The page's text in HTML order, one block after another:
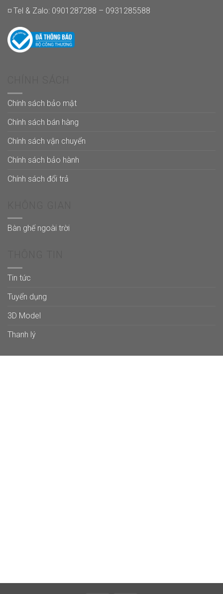
◽ Tel & Zalo: 0901287288 – 0931285588
Chính sách bảo mật
Chính sách bán hàng
Chính sách vận chuyển
Chính sách bảo hành
Chính sách đổi trả
Bàn ghế ngoài trời
Tin tức
Tuyển dụng
3D Model
Thanh lý